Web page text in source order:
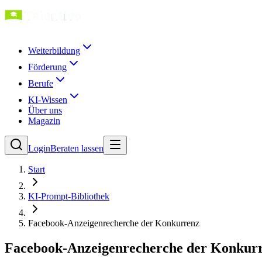
Weiterbildung
Förderung
Berufe
KI-Wissen
Über uns
Magazin
LoginBeraten lassen
Start
KI-Prompt-Bibliothek
Facebook-Anzeigenrecherche der Konkurrenz
Facebook-Anzeigenrecherche der